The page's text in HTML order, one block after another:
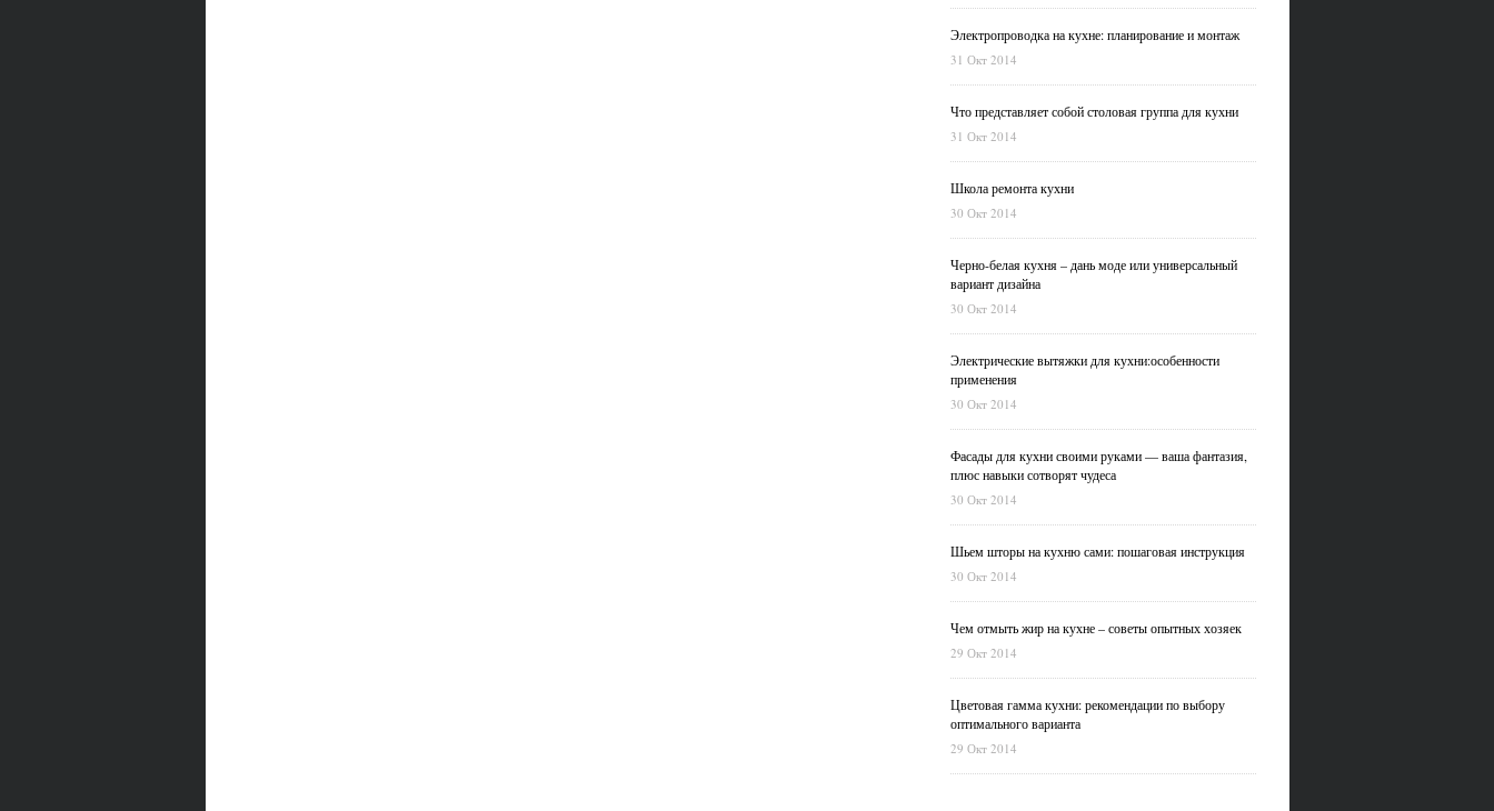
Электропроводка на кухне: планирование и монтаж
31 Окт 2014
Что представляет собой столовая группа для кухни
31 Окт 2014
Школа ремонта кухни
30 Окт 2014
Черно-белая кухня – дань моде или универсальный
вариант дизайна
30 Окт 2014
Электрические вытяжки для кухни:особенности
применения
30 Окт 2014
Фасады для кухни своими руками — ваша фантазия,
плюс навыки сотворят чудеса
30 Окт 2014
Шьем шторы на кухню сами: пошаговая инструкция
30 Окт 2014
Чем отмыть жир на кухне – советы опытных хозяек
29 Окт 2014
Цветовая гамма кухни: рекомендации по выбору
оптимального варианта
29 Окт 2014